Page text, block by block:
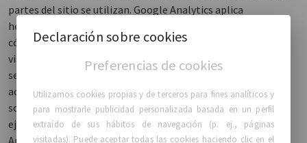
partes del sitio se utilizan. Google Analytics aplica
herramientas técnicas como cookies de primeras partes y
código JavaScript para recopilar información sobre los
visitantes. El servicio de Google Analytics hace un
seguimiento de los visitantes del sitio que tienen JavaScript
activado. Google Analytics hace un seguimiento anónimo
sobre cómo interactúan los visitantes con un sitio web, por
ejemplo de dónde vienen y qué hacen en el sitio. Google
Analytics recoge toda esta información sobre los usuarios.
Declaración sobre cookies
Preferencias de cookies
Utilizamos cookies propias y de terceros para fines analíticos y
para mostrarle publicidad personalizada basada en un perfil
extraído de sus hábitos de navegación (p. ej., páginas
visitadas). Puede aceptar todas las cookies haciendo clic en el